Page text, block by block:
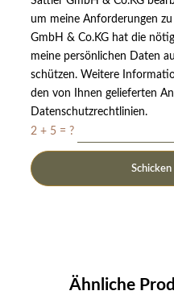
um meine Anforderungen
GmbH & Co.KG hat die
meine persönlichen Daten
schützen. Weitere
den von Ihnen gelieferten
Datenschutzrechtlinien.
2 + 5 = ?
Ähnliche